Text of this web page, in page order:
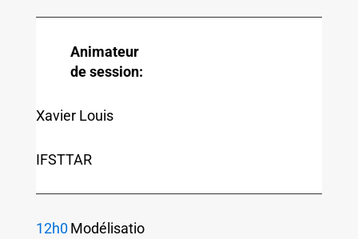
Animateur
de session:
Xavier Louis
IFSTTAR
12h0 Modélisatio